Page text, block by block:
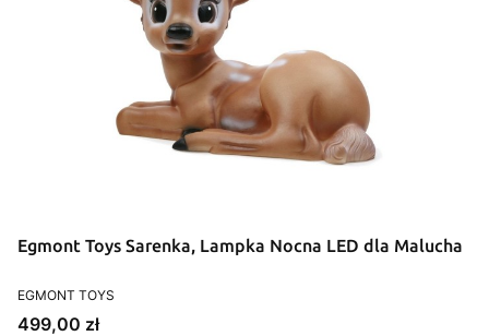
Egmont Toys Sarenka, Lampka Nocna LED dla Malucha
PRODUCENT
EGMONT TOYS
Cena
499,00 zł